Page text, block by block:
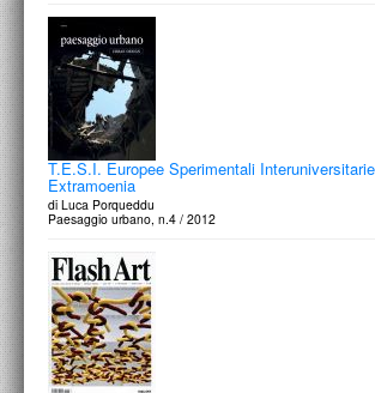
T.E.S.I. Europee Sperimentali
Extramoenia
di Luca Porqueddu
Paesaggio urbano, n.4 / 2012